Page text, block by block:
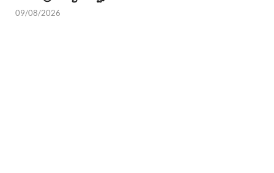
09/08/2026